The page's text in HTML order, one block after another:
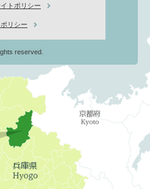
トポリシー
リシー
reserved.